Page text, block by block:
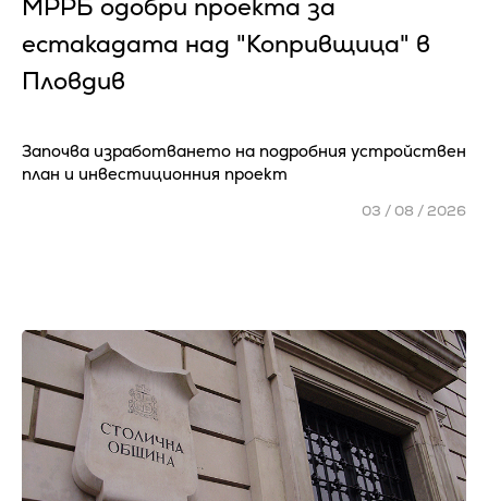
МРРБ одобри проекта за
естакадата над "Копривщица" в
Пловдив
Започва изработването на подробния устройствен
план и инвестиционния проект
03 / 08 / 2026